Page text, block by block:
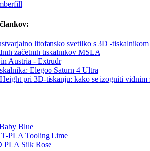
litofansko svetilko s 3D -tiskalnikom
začetnih tiskalnikov MSLA
Austria - Extrudr
Elegoo Saturn 4 Ultra
pri 3D-tiskanju: kako se izogniti vidnim
Blue
PLA Tooling Lime
PLA Silk Rose